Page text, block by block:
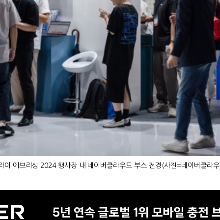
이 에브리싱 2024 행사장 내 네이버클라우드 부스 전경(사진=네이버클라